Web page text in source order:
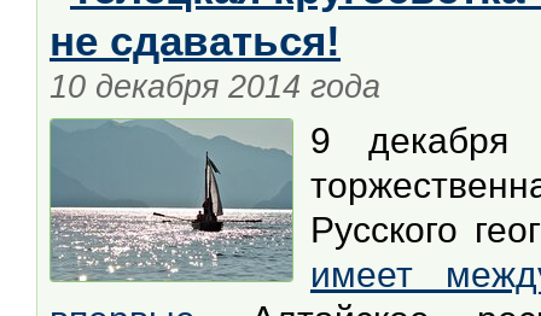
не сдаваться!
10 декабря 2014 года
9 декабря
Русского
имеет